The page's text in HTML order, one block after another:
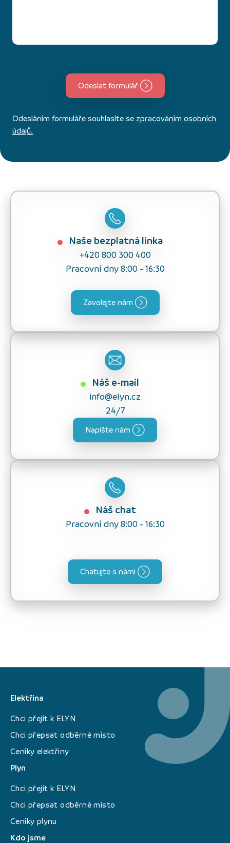
Odeslat formulář
Odesláním formuláře souhlasíte se zpracováním osobních
údajů.
Naše bezplatná linka
+420 800 300 400
Pracovní dny 8:00 - 16:30
Zavolejte nám
Náš e-mail
info@elyn.cz
24/7
Napište nám
Náš chat
Pracovní dny 8:00 - 16:30
Chatujte s námi
Elektřina
Chci přejít k ELYN
Chci přepsat odběrné místo
Ceníky elektřiny
Plyn
Chci přejít k ELYN
Chci přepsat odběrné místo
Ceníky plynu
Kdo jsme